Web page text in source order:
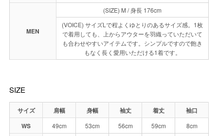
MEN
(SIZE) M / 身長 176cm
(VOICE) サイズLで程よくゆとりのあるサイズ感。1枚
で着用しても、上からアウターを羽織っていただいて
も合わせやすいアイテムです。シンプルですので飽き
もなく長く愛用いただける1着です。
SIZE
サイズ 肩幅 身幅 袖丈 着丈
袖口
WS
49cm 53cm 56cm 59cm 8cm